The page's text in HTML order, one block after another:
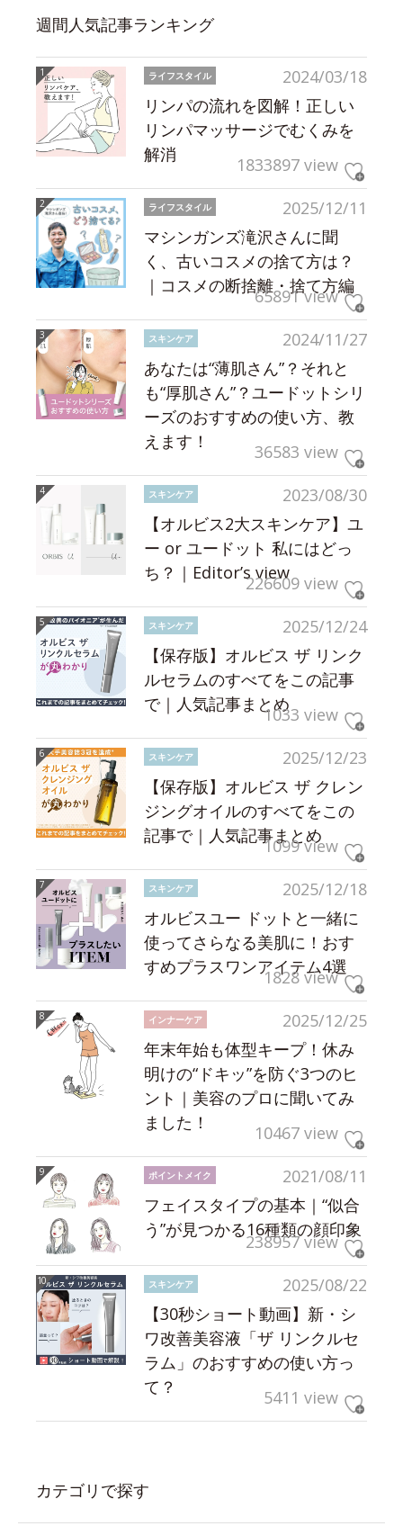
週間人気記事ランキング
2024/03/18
ライフスタイル
リンパの流れを図解！正しい
リンパマッサージでむくみを
解消
1833897 view
2025/12/11
ライフスタイル
マシンガンズ滝沢さんに聞
く、古いコスメの捨て方は？
｜コスメの断捨離・捨て方編
65891 view
2024/11/27
スキンケア
あなたは“薄肌さん”？それと
も“厚肌さん”？ユードットシリ
ーズのおすすめの使い方、教
えます！
36583 view
2023/08/30
スキンケア
【オルビス2大スキンケア】ユ
ー or ユードット 私にはどっ
ち？｜Editor’s view226609 view
2025/12/24
スキンケア
【保存版】オルビス ザ リンク
ルセラムのすべてをこの記事
で｜人気記事まとめ1033 view
2025/12/23
スキンケア
【保存版】オルビス ザ クレン
ジングオイルのすべてをこの
記事で｜人気記事まとめ
1099 view
2025/12/18
スキンケア
オルビスユー ドットと一緒に
使ってさらなる美肌に！おす
すめプラスワンアイテム4選
1828 view
2025/12/25
インナーケア
年末年始も体型キープ！休み
明けの“ドキッ”を防ぐ3つのヒ
ント｜美容のプロに聞いてみ
ました！
10467 view
2021/08/11
ポイントメイク
フェイスタイプの基本｜“似合
う”が見つかる16種類の顔印象
238957 view
2025/08/22
スキンケア
【30秒ショート動画】新・シ
ワ改善美容液「ザ リンクルセ
ラム」のおすすめの使い方っ
て？
5411 view
カテゴリで探す